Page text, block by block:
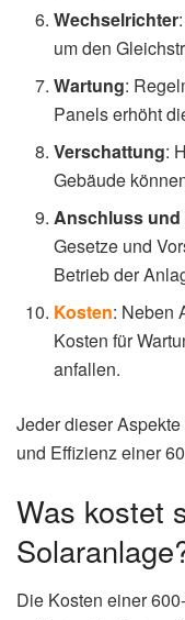
Wechselrichter
um den
Wartung:
Panels erhöht
Verschattung:
Gebäude
Anschluss
Gesetze und
Betrieb der
Kosten: Neben
Kosten für
anfallen.
Jeder dieser
und Effizienz einer
Was kostet
Die Kosten einer